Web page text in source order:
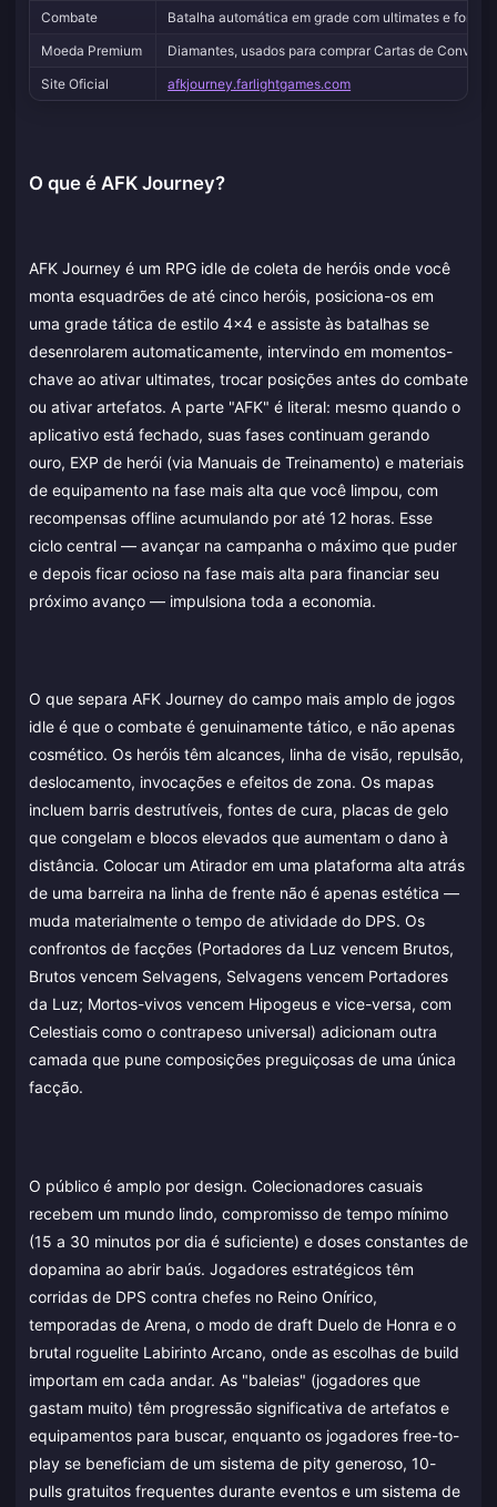
Combate
Batalha automática em grade com ultimates e
Moeda Premium
Diamantes, usados para comprar Cartas de Convite
Site Oficial
afkjourney.farlightgames.com
O que é AFK Journey?
AFK Journey é um RPG idle de coleta de heróis onde você
monta esquadrões de até cinco heróis, posiciona-os em
uma grade tática de estilo 4x4 e assiste às batalhas se
desenrolarem automaticamente, intervindo em momentos-
chave ao ativar ultimates, trocar posições antes do combate
ou ativar artefatos. A parte "AFK" é literal: mesmo quando o
aplicativo está fechado, suas fases continuam gerando
ouro, EXP de herói (via Manuais de Treinamento) e materiais
de equipamento na fase mais alta que você limpou, com
recompensas offline acumulando por até 12 horas. Esse
ciclo central — avançar na campanha o máximo que puder
e depois ficar ocioso na fase mais alta para financiar seu
próximo avanço — impulsiona toda a economia.
O que separa AFK Journey do campo mais amplo de jogos
idle é que o combate é genuinamente tático, e não apenas
cosmético. Os heróis têm alcances, linha de visão, repulsão,
deslocamento, invocações e efeitos de zona. Os mapas
incluem barris destrutíveis, fontes de cura, placas de gelo
que congelam e blocos elevados que aumentam o dano à
distância. Colocar um Atirador em uma plataforma alta atrás
de uma barreira na linha de frente não é apenas estética —
muda materialmente o tempo de atividade do DPS. Os
confrontos de facções (Portadores da Luz vencem Brutos,
Brutos vencem Selvagens, Selvagens vencem Portadores
da Luz; Mortos-vivos vencem Hipogeus e vice-versa, com
Celestiais como o contrapeso universal) adicionam outra
camada que pune composições preguiçosas de uma única
facção.
O público é amplo por design. Colecionadores casuais
recebem um mundo lindo, compromisso de tempo mínimo
(15 a 30 minutos por dia é suficiente) e doses constantes de
dopamina ao abrir baús. Jogadores estratégicos têm
corridas de DPS contra chefes no Reino Onírico,
temporadas de Arena, o modo de draft Duelo de Honra e o
brutal roguelite Labirinto Arcano, onde as escolhas de build
importam em cada andar. As "baleias" (jogadores que
gastam muito) têm progressão significativa de artefatos e
equipamentos para buscar, enquanto os jogadores free-to-
play se beneficiam de um sistema de pity generoso, 10-
pulls gratuitos frequentes durante eventos e um sistema de